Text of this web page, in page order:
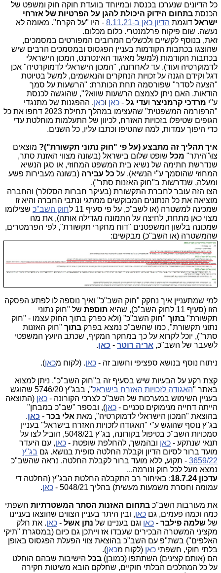
כל הדיונים שנערכו בכנסת ובמיוחד בוועדת חוקה חוק ומשפט של
הכנסת בתחום הידוק היכולת להגן על הפרטיות של אזרחי
ישראל דוגמת הדיון כאן ב-8.11.21
- היו "על הקרח". מאומה לא
נעשה. שום פיקוח פרלמנטרי. כלום מכלום.
זאת, בנוסף לקשיים ולכשלים המרובים המפורטים במסמכים,
שהוצגו בכתבות הקודמות בעניין הפגסוס ובמסמכים הרבים שיש
בכתבות הקודמות (למשל מאיגוד האינטרנט, המכון הישראלי
לדמוקרטיה ועוד). עד לאחרונה, "המכון הישראלי לדמוקרטיה" אכן
דגל וקידם הגנה על זכויות הנחקרים והנאשמים, למשל בטיוטת
"הצעה לסדר" שפורסמה תחת הכותרת: "הרשעות על סמך
הודאות. האם ניתן לצמצם הרשעות שווא?", שהוגשה לכנסת
ע"י מרדכי קרמניצר ועדי גל - כאן וכאן. ההפגנות של מתנגדי
"הרפורמה המשפטית" שהעצימו במהלך תחילת 2023 דחפו את כל
הגופים שטיפלו בזכויות האזרח, לכיוון של התעלמות מוחלטת עדי
כדי היפוך עמדות, למה שהטיפו וכתבו עליו, כל השנים.
איך תהליך זה מתבצע (על פי "חוק נתוני תקשורת")? מוצאים
צו\"היתר" מכל שופט שלום בישראל (בשונה מצווי האזנת סתר,
שנדרשת חתימה של נשיא בית המשפט המחוזי, או סגן הנשיא
המחוזי שהוסמך ע"י הנשיא), על כל עבירה (בשונה מעבירות פשע
ומעלה, שנדרשות ב"חוק האזנות סתר").
הצו הזה עובר לחברת התקשורת (בעיקר חברות הסלולר) והחברה
מוציאה את כל הנתונים המבוקשים ממתגי ונתבי החברה והיא זו
שמכינה למשטרה (או לשב"כ, על פי סעיף 11 ל
חוק השב"כ שצילומו
מצוי כאן מתחת, לחיצה על התמונה מגדילה אותה), את מה
שמכונה בלשון המשפטנים "דוח מחקרי תקשורת", לפי הפרמטרים,
שהמשטרה (או השב"כ) מבקשים:
למי שמתעניין איך נחקק "חוק השב"כ" ואיך נוספה לו לפתע הפסקה
הזו (סעיף 11 לחוק השב"כ), שהיא
תוספת של "חוק נתוני
תקשורת" בתוך "חוק השב"כ" (ולא כפרק בתוך החוק עצמו - "חוק
נתוני תקשורת", כמו שהשב"כ נמצא בפרק בתוך "חוק האזנות
סתר"), יוכל לקרוא על כך במחקר המקיף, שכתב היועץ המשפטי
לשעבר של השב"כ, אריה רוטר - כאן.
ניתוח נוסף בנושא ספציפי וחשוב זה - כאן. (לקוח מכאן).
קצת רקע על הבעיות שיש בסעיף זה ב"חוק השב"כ", ניתן למצוא
באתר "האגודה לזכויות האזרח בישראל
", בבג"ץ 5746/20 שהוגש
בעניין השימוש במערכות של השב"כ לצרכי הקורונה - כאן (התוצאה
הייתה דחייה מנימוקים טכניים - כאן), ובספר "שב"כ במבחן"
בהוצאת "המכון הישראלי לדמוקרטיה", מאת אלי בכר - כאן.
בג"ץ נוסף שהוגש ע"י "האגודה לזכויות האזרח בישראל" בעניין
סמכויות השב"כ בטיפול בקורונה, בג"ץ 5048/21, הוביל לצו על
תנאי שנתקע - כאן ובהמשך, להחלפת שופטת - כאן, עם היעדר
מועד ברור לסיום הדיון וקבלת החלטה סופית בנושא. גם בג"ץ
3659/22 - תקוע, ללא מועד ברור לקבלת החלטה. נראה שהשב"כ
נמצא מעל לכל חוק ונורמה...
עדכון 18.7.24
: באיחור רב התקבלה החלטת הבג"ץ (החלטה די
עמומה וחסרת משמעות מעשית) בהליך 5048/21 -
כאן.
את מעורבות השב"כ בתחום האזנות הסתר המשטרתיות חשפתי
כמה וכמה פעמים, גם כאן, ובין היתר בעניין הצווים שהוצאו בעניינו
של שלמה פילבר - כאן וגם בעניינו של נתן אשל - כאן. את חלק
מקציני המשטרה הבכירים שעבדו אז וייתכן גם כיום (במסגרת "תיקי
האלפים") בשת"פ עם השב"כ בהוצאת צווי הפעלת הפגסוס באופן
בלתי חוקי, חשפתי כאן (לקוח מכאן).
הם (אותם קצינים) השתתפו (כמובן) בכל הישיבות שבהם הוחלט
על כל המהלכים הבלתי חוקיים, שחלקם הובא משיטות חקירה